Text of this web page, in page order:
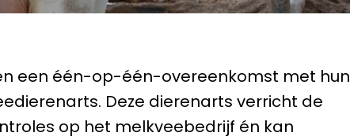
een één-op-één-overeenkomst met hun
Deze dierenarts verricht de
op het melkveebedrijf én kan